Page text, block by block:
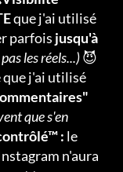
que j'ai utilisé
parfois jusqu'à
les réels...)😈
que j'ai utilisé
que s'en
: le
n'aura